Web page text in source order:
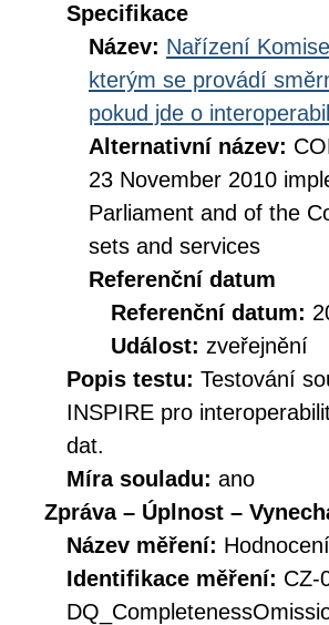
Specifikace
Název: Nařízení
kterým se provádí
pokud jde o
Alternativní název:
23 November 2010
Parliament and of the
sets and services
Referenční datum
Referenční datum:
Událost: zveřejnění
Popis testu: Testování
INSPIRE pro
dat.
Míra souladu: ano
Zpráva – Úplnost –
Název měření:
Identifikace měření: CZ-